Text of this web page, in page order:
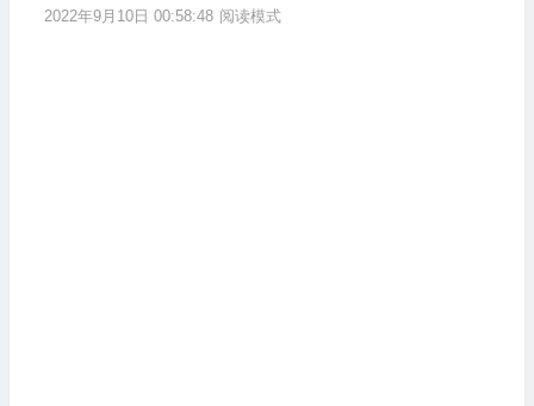
2022年9月10日 00:58:48 阅读模式